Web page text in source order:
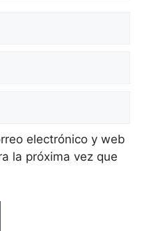
electrónico y web
la próxima vez que